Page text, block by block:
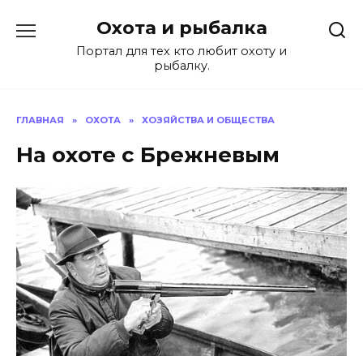
содержанию
Охота и рыбалка
Портал для тех кто любит охоту и
рыбалку.
ГЛАВНАЯ » ОХОТА » ХОЗЯЙСТВА И ОБЩЕСТВА
На охоте с Брежневым